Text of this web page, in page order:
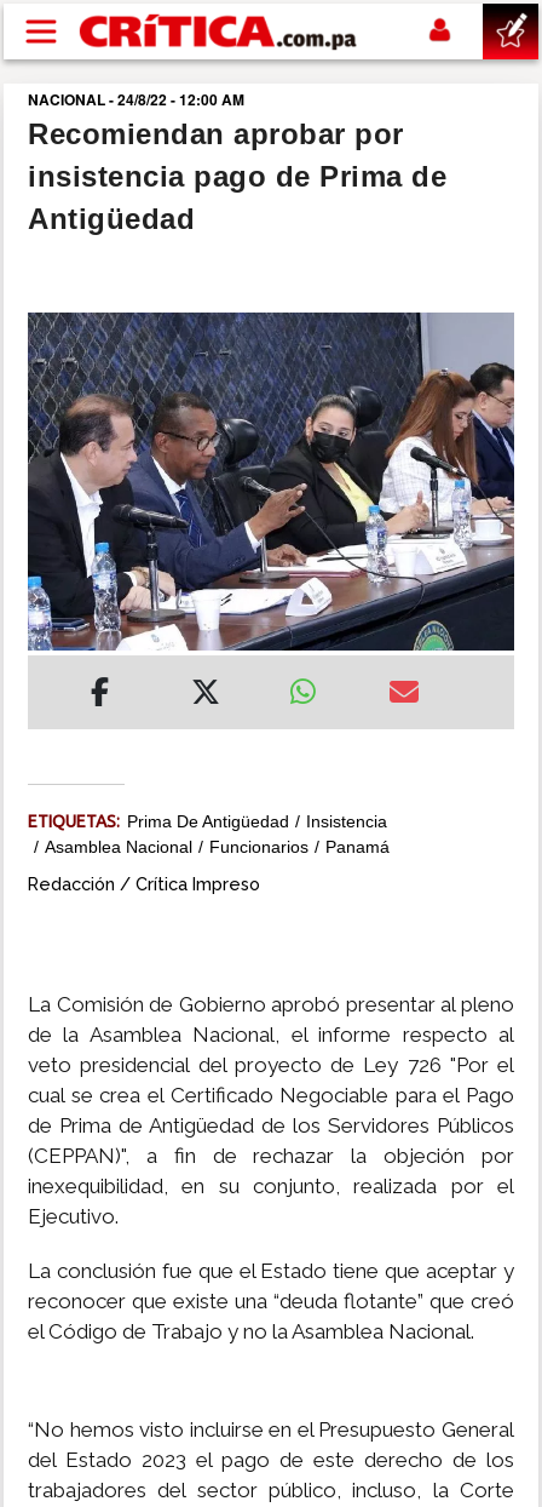
Pasar al contenido principal
buscar
SUCESOS
POLÍTICA
SHOW
DEPORTES
MUNDO
INSÓLITAS
MULTIMEDIA
IMPRESO
NACIONAL - 24/8/22 - 12:00 AM
Recomiendan aprobar por
insistencia pago de Prima de
Antigüedad
ETIQUETAS: Prima De Antigüedad
Insistencia
Asamblea Nacional
Funcionarios Panamá
Redacción / Crítica Impreso
La Comisión de Gobierno aprobó presentar al pleno
de la Asamblea Nacional, el informe respecto al
veto presidencial del proyecto de Ley 726 "Por el
cual se crea el Certificado Negociable para el Pago
de Prima de Antigüedad de los Servidores Públicos
(CEPPAN)", a fin de rechazar la objeción por
inexequibilidad, en su conjunto, realizada por el
Ejecutivo.
La conclusión fue que el Estado tiene que aceptar y
reconocer que existe una “deuda flotante” que creó
el Código de Trabajo y no la Asamblea Nacional.
“No hemos visto incluirse en el Presupuesto General
del Estado 2023 el pago de este derecho de los
trabajadores del sector público, incluso, la Corte